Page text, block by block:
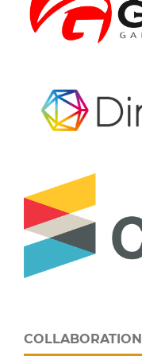
COLLABORATION